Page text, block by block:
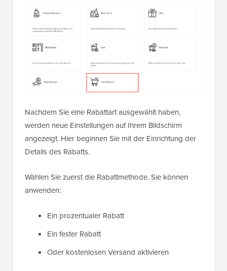
Nachdem Sie eine Rabattart ausgewählt haben,
werden neue Einstellungen auf Ihrem Bildschirm
angezeigt. Hier beginnen Sie mit der Einrichtung der
Details des Rabatts.
Wählen Sie zuerst die Rabattmethode. Sie können
anwenden:
Ein prozentualer Rabatt
Ein fester Rabatt
Oder kostenlosen Versand aktivieren